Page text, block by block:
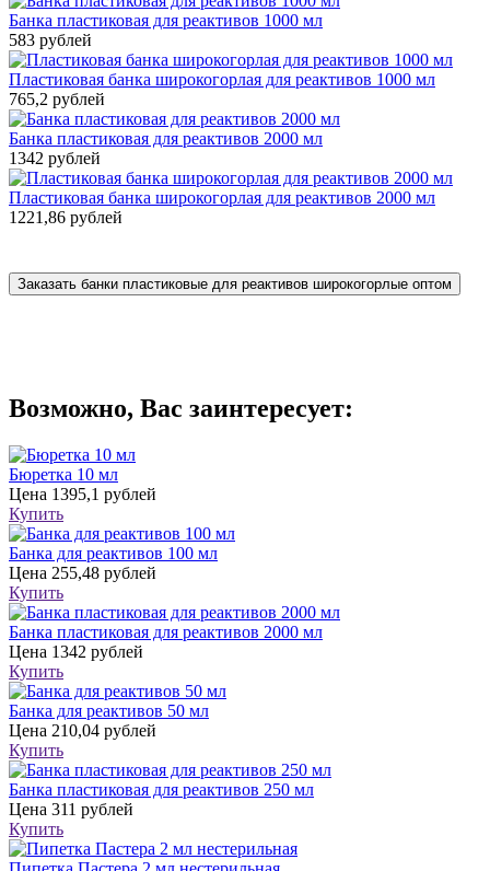
Банка пластиковая для реактивов 1000 мл
583 рублей
Пластиковая банка широкогорлая для реактивов 1000 мл
765,2 рублей
Банка пластиковая для реактивов 2000 мл
1342 рублей
Пластиковая банка широкогорлая для реактивов 2000 мл
1221,86 рублей
Заказать банки пластиковые для реактивов широкогорлые оптом
Возможно, Вас заинтересует:
Бюретка 10 мл
Цена 1395,1 рублей
Купить
Банка для реактивов 100 мл
Цена 255,48 рублей
Купить
Банка пластиковая для реактивов 2000 мл
Цена 1342 рублей
Купить
Банка для реактивов 50 мл
Цена 210,04 рублей
Купить
Банка пластиковая для реактивов 250 мл
Цена 311 рублей
Купить